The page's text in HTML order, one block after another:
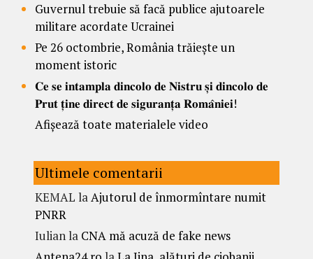
Guvernul trebuie să facă publice ajutoarele
militare acordate Ucrainei
Pe 26 octombrie, România trăiește un
moment istoric
𝐂𝐞 𝐬𝐞 𝐢𝐧𝐭𝐚𝐦𝐩𝐥𝐚 𝐝𝐢𝐧𝐜𝐨𝐥𝐨 𝐝𝐞 𝐍𝐢𝐬𝐭𝐫𝐮 𝐬̦𝐢 𝐝𝐢𝐧𝐜𝐨𝐥𝐨 𝐝𝐞
𝐏𝐫𝐮𝐭 𝐭̦𝐢𝐧𝐞 𝐝𝐢𝐫𝐞𝐜𝐭 𝐝𝐞 𝐬𝐢𝐠𝐮𝐫𝐚𝐧𝐭̦𝐚 𝐑𝐨𝐦𝐚̂𝐧𝐢𝐞𝐢!
Afișează toate materialele video
Ultimele comentarii
KEMAL laAjutorul de înmormîntare numit
PNRR
Iulianla CNA mă acuză de fake news